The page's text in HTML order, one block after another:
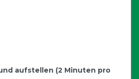
aufstellen (2 Minuten pro